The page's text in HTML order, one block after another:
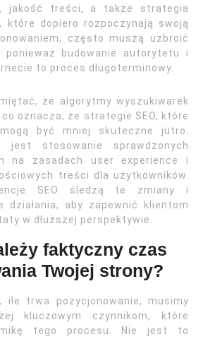
jakość treści, a także strategia
które dopiero rozpoczynają swoją
często muszą uzbroić
budowanie autorytetu i
to proces długoterminowy.
że algorytmy wyszukiwarek
oznacza, że strategie SEO, które
mogą być mniej skuteczne jutro.
jest stosowanie sprawdzonych
na zasadach user experience i
treści dla użytkowników.
SEO śledzą te zmiany i
działania, aby zapewnić klientom
w dłuższej perspektywie.
faktyczny czas
Twojej strony?
ile trwa pozycjonowanie, musimy
kluczowym czynnikom, które
tego procesu. Nie jest to